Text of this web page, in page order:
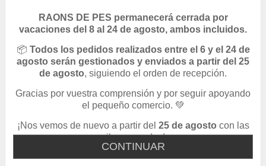
CONTINUAR
RAONS DE PES permanecerá cerrada por
vacaciones del 8 al 24 de agosto, ambos incluidos.
📦 Todos los pedidos realizados entre el 6 y el 24 de
agosto serán gestionados y enviados a partir del 25
de agosto, siguiendo el orden de recepción.
Gracias por vuestra comprensión y por seguir apoyando
el pequeño comercio. 💚
¡Nos vemos de nuevo a partir del 25 de agosto con las
pilas cargadas!